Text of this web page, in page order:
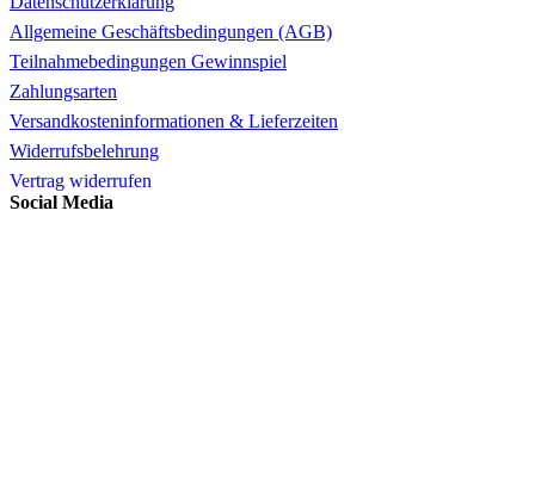
Allgemeine Geschäftsbedingungen (AGB)
Teilnahmebedingungen Gewinnspiel
Zahlungsarten
Versandkosteninformationen & Lieferzeiten
Widerrufsbelehrung
Vertrag widerrufen
Social Media